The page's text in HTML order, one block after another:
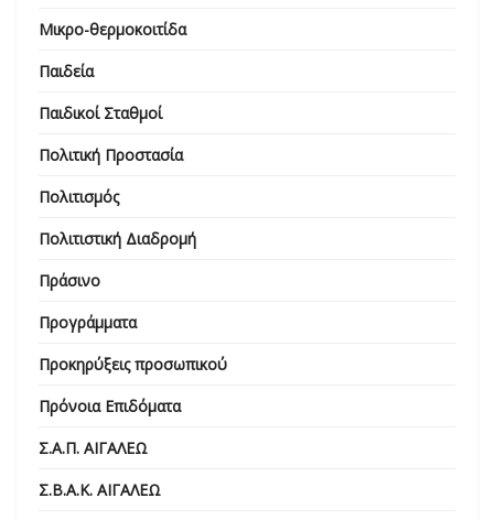
Μικρο-θερμοκοιτίδα
Παιδεία
Παιδικοί Σταθμοί
Πολιτική Προστασία
Πολιτισμός
Πολιτιστική Διαδρομή
Πράσινο
Προγράμματα
Προκηρύξεις προσωπικού
Πρόνοια Επιδόματα
Σ.Α.Π. ΑΙΓΑΛΕΩ
Σ.Β.Α.Κ. ΑΙΓΑΛΕΩ